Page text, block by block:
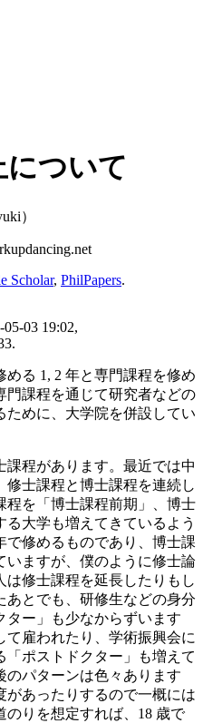
ついて
）
Scholar, PhilPapers.
03 19:02,
る 1, 2 年と専門課程を修め
門課程を通じて研究者などの
ために、大学院を併設してい
程があります。最近では中
士課程と博士課程を連続し
程を「博士課程前期」、博士
大学も増えてきているよう
で修めるものであり、博士課
いますが、僕のように修士論
修士課程を延長したりもし
あとでも、研修生などの身分
ター」も少なからずいます
て雇われたり、学術振興会に
ポストドクター」も増えて
のパターンは色々あります
があったりするので一概には
りを想定すれば、18 歳で